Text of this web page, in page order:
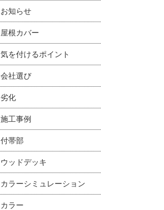
お知らせ
屋根カバー
気を付けるポイント
会社選び
劣化
施工事例
付帯部
ウッドデッキ
カラーシミュレーション
カラー